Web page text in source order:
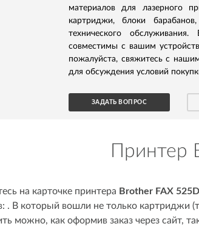
материалов для лазерного
картриджи, блоки
технического
совместимы с вашим
пожалуйста, свяжитесь с
для обсуждения условий
ЗАДАТЬ ВОПРОС
Принтер
на карточке принтера Brother FAX
. В который вошли не только картриджи
можно, как оформив заказ через сайт,